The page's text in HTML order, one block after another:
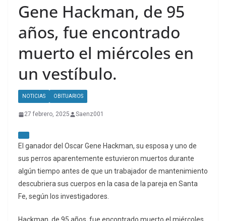
Gene Hackman, de 95
años, fue encontrado
muerto el miércoles en
un vestíbulo.
NOTICIAS OBITUARIOS
27 febrero, 2025 Saenz001
El ganador del Oscar Gene Hackman, su esposa y uno de
sus perros aparentemente estuvieron muertos durante
algún tiempo antes de que un trabajador de mantenimiento
descubriera sus cuerpos en la casa de la pareja en Santa
Fe, según los investigadores.